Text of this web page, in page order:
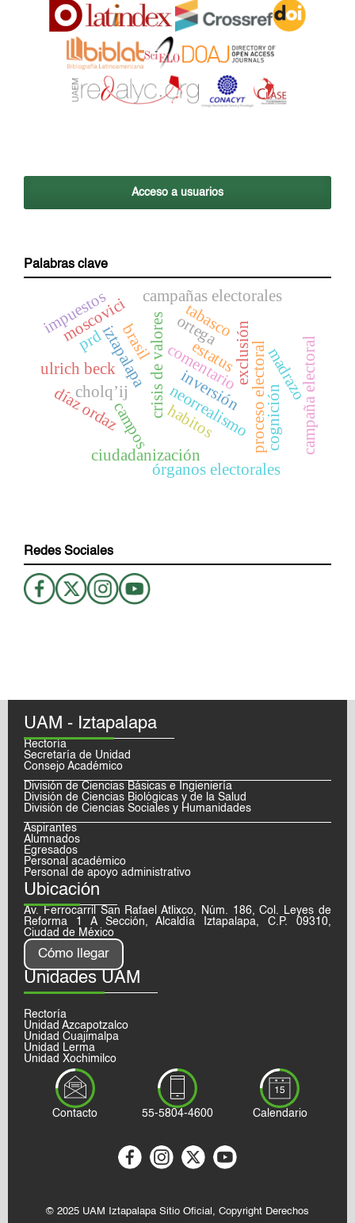
Acceso a usuarios
Palabras clave
cholq’ij comentario
crisis de valores exclusión
iztapalapa estatus proceso electoral
habitos
campos
moscovici
ciudadanización
órganos electorales
campañas electorales
brasil
neorrealismo
madrazo
ortega
tabasco
díaz ordaz cognición campaña electoral
ulrich beck
prd
inversión
impuestos
Redes Sociales
UAM - Iztapalapa
Rectoría
Secretaría de Unidad
Consejo Académico
División de Ciencias Básicas e Ingieniería
División de Ciencias Biológicas y de la Salud
División de Ciencias Sociales y Humanidades
Aspirantes
Alumnados
Egresados
Personal académico
Personal de apoyo administrativo
Ubicación
Av. Ferrocarril San Rafael Atlixco, Núm. 186, Col. Leyes de
Reforma 1 A Sección, Alcaldía Iztapalapa, C.P. 09310,
Ciudad de México
Cómo llegar
Unidades UAM
Rectoría
Unidad Azcapotzalco
Unidad Cuajimalpa
Unidad Lerma
Unidad Xochimilco
Contacto 55-5804-4600 Calendario
© 2025 UAM Iztapalapa Sitio Oficial, Copyright Derechos